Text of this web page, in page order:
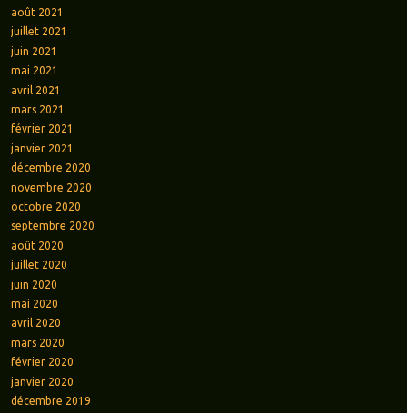
août 2021
juillet 2021
juin 2021
mai 2021
avril 2021
mars 2021
février 2021
janvier 2021
décembre 2020
novembre 2020
octobre 2020
septembre 2020
août 2020
juillet 2020
juin 2020
mai 2020
avril 2020
mars 2020
février 2020
janvier 2020
décembre 2019